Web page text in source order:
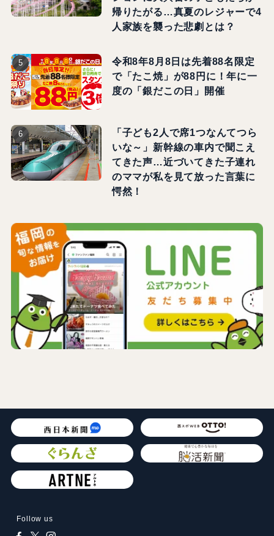
帰りたがる…真夏のレジャーで4
人家族を襲った悲劇とは？
令和8年8月8日は先着88名限定
で「たこ焼」が88円に！年に一
度の「銀だこの日」開催
「子ども2人で席1つなんてつら
いな～」新幹線の車内で聞こえ
てきた声…近づいてきた子連れ
のママが私を見て放った言葉に
愕然！
Follow us